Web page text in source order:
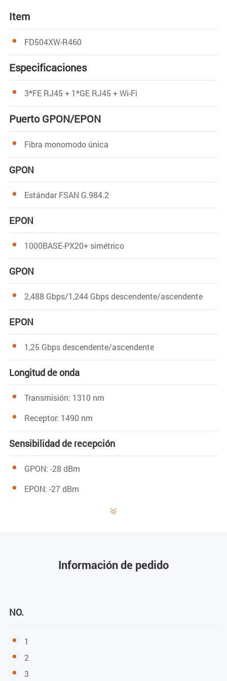
Item
FD504XW-R460
Especificaciones
3*FE RJ45 + 1*GE RJ45 + Wi-Fi
Puerto GPON/EPON
Fibra monomodo única
GPON
Estándar FSAN G.984.2
EPON
1000BASE-PX20+ simétrico
GPON
2,488 Gbps/1,244 Gbps descendente/ascendente
EPON
1,25 Gbps descendente/ascendente
Longitud de onda
Transmisión: 1310 nm
Receptor: 1490 nm
Sensibilidad de recepción
GPON: -28 dBm
EPON: -27 dBm
EPON: -3 dBm
Puerto de usuario (LAN)

Información de pedido
NO.
1
2
3